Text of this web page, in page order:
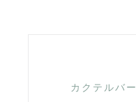
カクテルバー